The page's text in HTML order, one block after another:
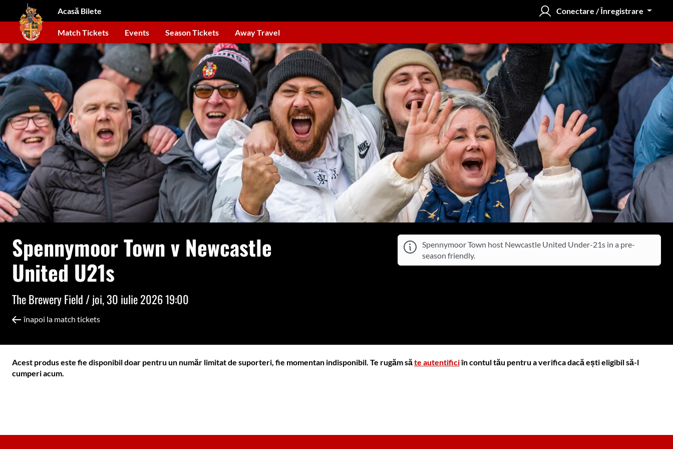
Acasă Bilete Conectare / Înregistrare
Match Tickets Events Season Tickets Away Travel
Spennymoor Town v Newcastle
United U21s
The Brewery Field /joi, 30 iulie 2026 19:00
înapoi la match tickets
Spennymoor Town host Newcastle United Under-21s in a pre-
season friendly.
Acest produs este fie disponibil doar pentru un număr limitat de suporteri, fie momentan indisponibil. Te rugăm să te autentificiîn contul tău pentru a verifica dacă ești eligibil să-l
cumperi acum.